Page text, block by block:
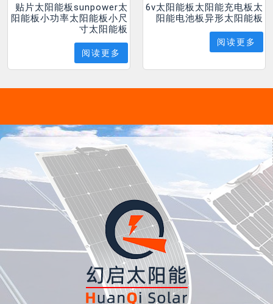
贴片太阳能板sunpower太
阳能板小功率太阳能板小尺
寸太阳能板
阅读更多
6v太阳能板太阳能充电板太
阳能电池板异形太阳能板
阅读更多